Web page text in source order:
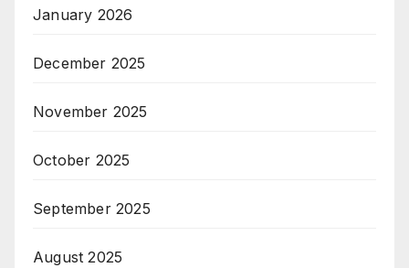
January 2026
December 2025
November 2025
October 2025
September 2025
August 2025